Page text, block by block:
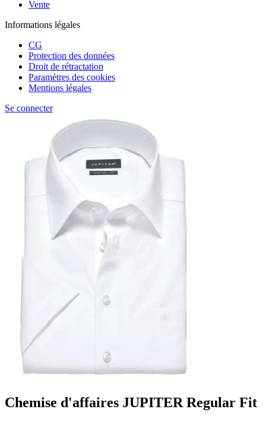
Vente
Informations légales
CG
Protection des données
Droit de rétractation
Paramètres des cookies
Mentions légales
Se connecter
Chemise d'affaires JUPITER Regular Fit